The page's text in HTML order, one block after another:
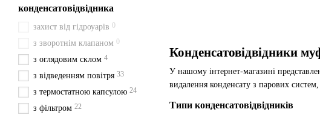
Конденсатовідвідники
У нашому інтернет-магазині
видалення конденсату з парових
Типи конденсатовідвідників
конденсатовідвідника
захист від гідроуарів 0
з зворотнім клапаном 0
з оглядовим склом 4
з відведенням повітря 33
з термостатною капсулою 24
з фільтром 22